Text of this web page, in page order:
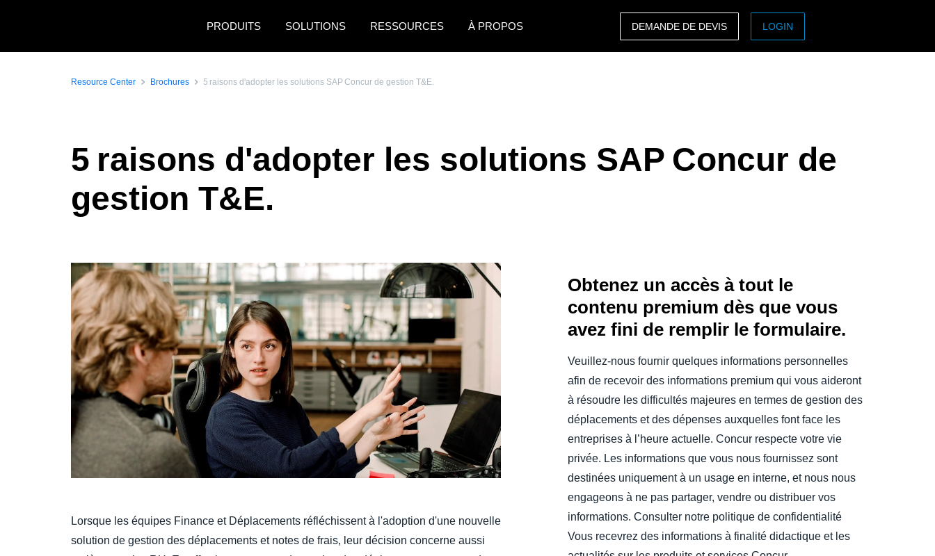
PRODUITS
SOLUTIONS RESSOURCES À PROPOS
Canada (Français) Deutschland (Deutsch)
Belgium (English)
España (Español)
Norway (English)
日本（日本語)
DEMANDE DE DEVIS LOGIN
Resource Center Brochures 5 raisons d'adopter les solutions SAP Concur de gestion T&E.
5 raisons d'adopter les solutions SAP Concur de
gestion T&E.
Lorsque les équipes Finance et Déplacements réfléchissent à l'adoption d'une nouvelle
solution de gestion des déplacements et notes de frais, leur décision concerne aussi
Obtenez un accès à tout le
contenu premium dès que vous
avez fini de remplir le formulaire.
Veuillez-nous fournir quelques informations personnelles
afin de recevoir des informations premium qui vous aideront
à résoudre les difficultés majeures en termes de gestion des
déplacements et des dépenses auxquelles font face les
entreprises à l’heure actuelle. Concur respecte votre vie
privée. Les informations que vous nous fournissez sont
destinées uniquement à un usage en interne, et nous nous
engageons à ne pas partager, vendre ou distribuer vos
informations. Consulter notre politique de confidentialité
Vous recevrez des informations à finalité didactique et les